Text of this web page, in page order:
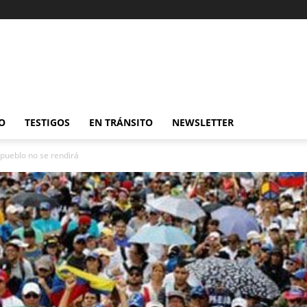
TESTIGOS EN TRÁNSITO NEWSLETTER
no se rendirá